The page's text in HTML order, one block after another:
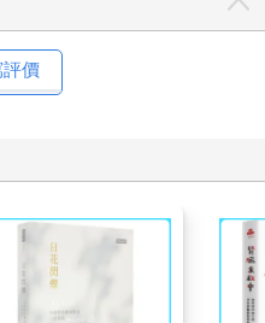
評價